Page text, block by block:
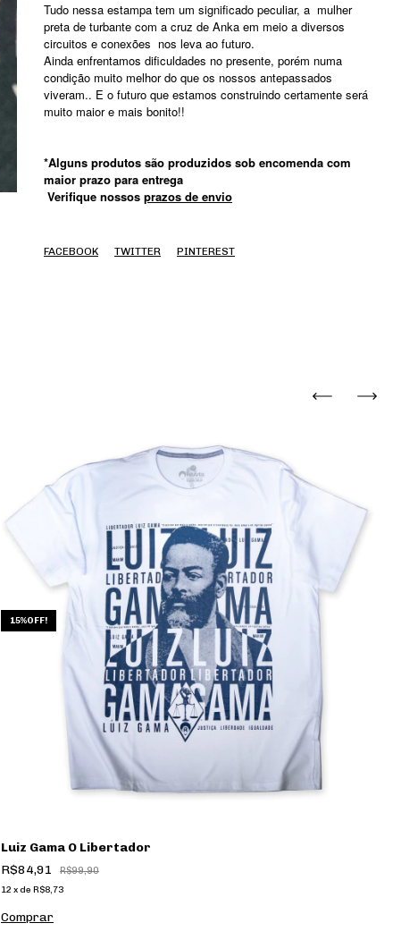
Tudo nessa estampa tem um significado peculiar, a mulher
preta de turbante com a cruz de Anka em meio a diversos
circuitos e conexões nos leva ao futuro.
Ainda enfrentamos dificuldades no presente, porém numa
condição muito melhor do que os nossos antepassados
viveram.. E o futuro que estamos construindo certamente será
muito maior e mais bonito!!
*Alguns produtos são produzidos sob encomenda com
maior prazo para entrega
Verifique nossos prazos de envio
FACEBOOK TWITTER PINTEREST
15%OFF!
Luiz Gama O Libertador
R$84,91
R$99,90
12 x de R$8,73
Comprar